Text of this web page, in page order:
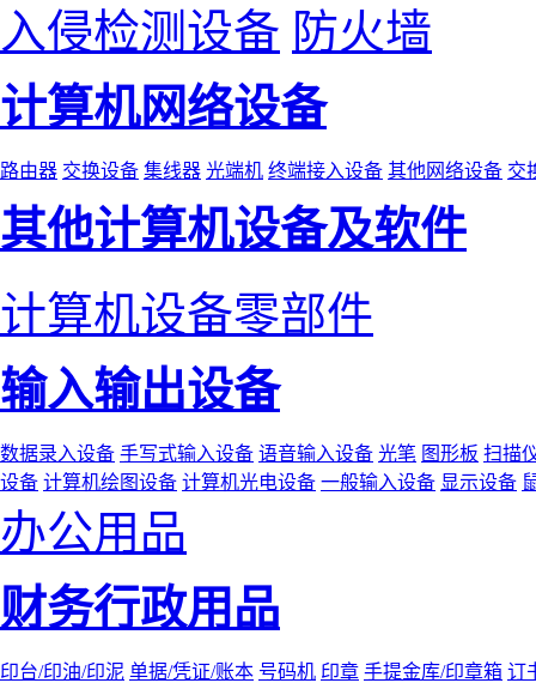
入侵检测设备 防火墙
计算机网络设备
路由器 交换设备 集线器 光端机 终端接入设备 其他网络设备 交
其他计算机设备及软件
计算机设备零部件
输入输出设备
数据录入设备 手写式输入设备 语音输入设备 光笔 图形板 扫描
设备 计算机绘图设备 计算机光电设备 一般输入设备 显示设备
办公用品
财务行政用品
印台/印油/印泥 单据/凭证/账本 号码机 印章 手提金库/印章箱 订